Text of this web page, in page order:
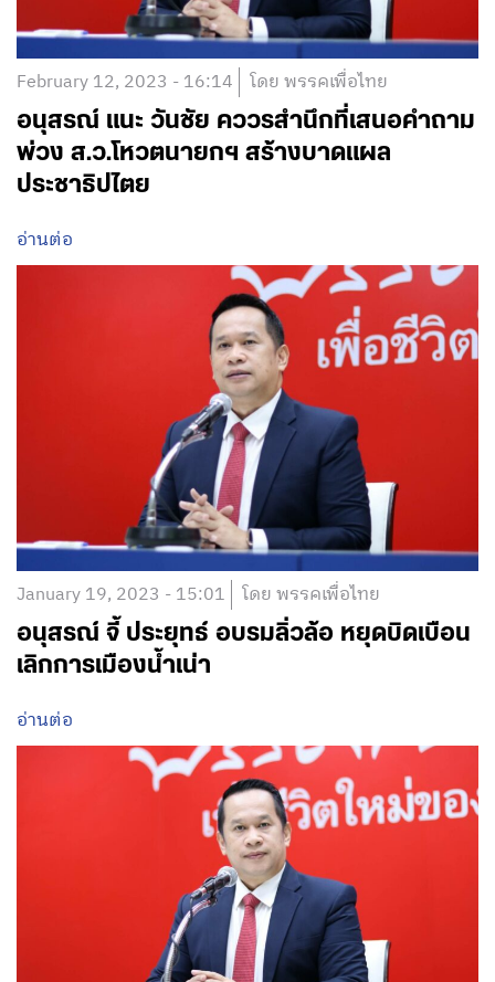
February 12, 2023 - 16:14 โดย พรรคเพื่อไทย
อนุสรณ์ แนะ วันชัย คววรสำนึกที่เสนอคำถาม
พ่วง ส.ว.โหวตนายกฯ สร้างบาดแผล
ประชาธิปไตย
อ่านต่อ
January 19, 2023 - 15:01 โดย พรรคเพื่อไทย
อนุสรณ์ จี้ ประยุทธ์ อบรมลิ่วล้อ หยุดบิดเบือน
เลิกการเมืองน้ำเน่า
อ่านต่อ